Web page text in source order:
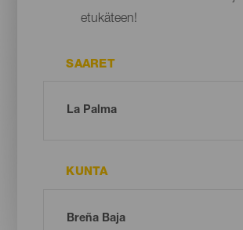
etukäteen!
SAARET
KUNTA